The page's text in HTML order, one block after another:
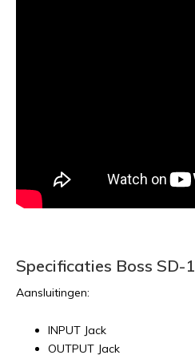
Specificaties Boss SD-1
Aansluitingen:
INPUT Jack
OUTPUT Jack